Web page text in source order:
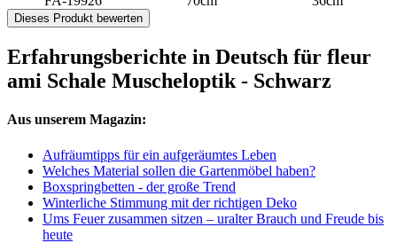
Dieses Produkt bewerten
Erfahrungsberichte in Deutsch für fleur
ami Schale Muscheloptik - Schwarz
Aus unserem Magazin:
Aufräumtipps für ein aufgeräumtes Leben
Welches Material sollen die Gartenmöbel haben?
Boxspringbetten - der große Trend
Winterliche Stimmung mit der richtigen Deko
Ums Feuer zusammen sitzen – uralter Brauch und Freude bis
heute